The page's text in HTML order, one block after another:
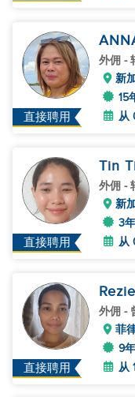
直接聘用
外佣 -
新
15
从
直接聘用
Tin
外佣 -
新
3
从
直接聘用
外佣 -
菲
9
从